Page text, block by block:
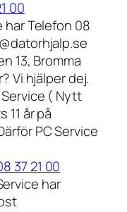
00
har Telefon 08
13, Bromma
Vi hjälper dej.
Service ( Nytt
11 år på
PC Service
37 21 00
har